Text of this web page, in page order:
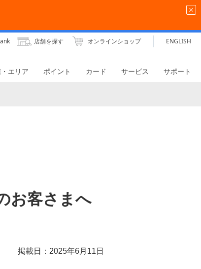
店舗を探す オンラインショップ ENGLISH
エリア ポイント カード サービス サポート
お客さまへ
掲載日：2025年6月11日